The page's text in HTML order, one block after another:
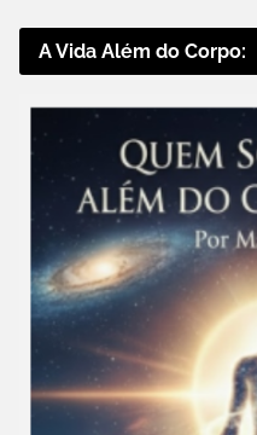
A Vida Além do Corpo: